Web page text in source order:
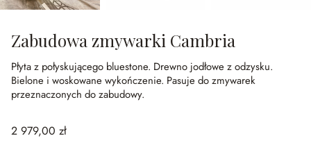
Zabudowa zmywarki Cambria
Płyta z połyskującego bluestone. Drewno jodłowe z odzysku.
Bielone i woskowane wykończenie. Pasuje do zmywarek
przeznaczonych do zabudowy.
2 979,00 zł